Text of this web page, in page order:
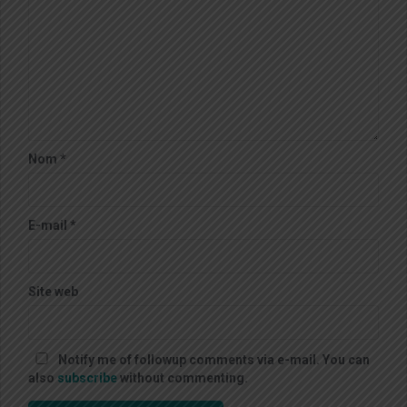
Nom *
E-mail *
Site web
Notify me of followup comments via e-mail. You can
also subscribewithout commenting.